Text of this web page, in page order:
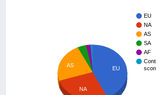
EU
NA
AS
SA
AF
EU
AS
NA